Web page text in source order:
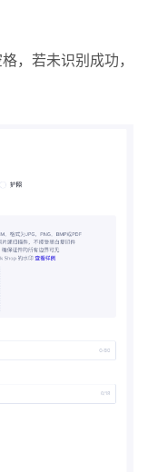
，若未识别成功，